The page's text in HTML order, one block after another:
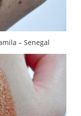
– Senegal